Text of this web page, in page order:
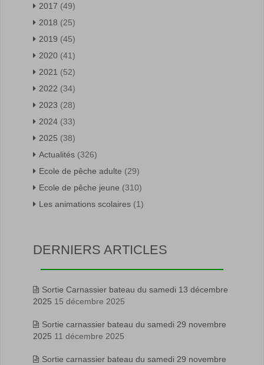
2017 (49)
2018 (25)
2019 (45)
2020 (41)
2021 (52)
2022 (34)
2023 (28)
2024 (33)
2025 (38)
Actualités (326)
Ecole de pêche adulte (29)
Ecole de pêche jeune (310)
Les animations scolaires (1)
DERNIERS ARTICLES
Sortie Carnassier bateau du samedi 13 décembre
2025 15 décembre 2025
Sortie carnassier bateau du samedi 29 novembre
2025 11 décembre 2025
Sortie carnassier bateau du samedi 29 novembre